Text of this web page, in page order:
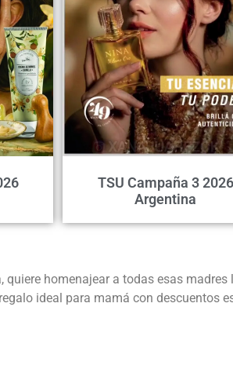
TSU Campaña 3 2026
Argentina
quiere homenajear a todas esas
ideal para mamá con descuentos